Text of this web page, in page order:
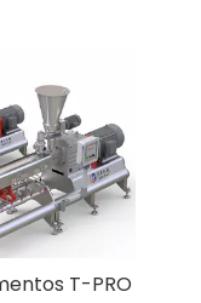
T-PRO